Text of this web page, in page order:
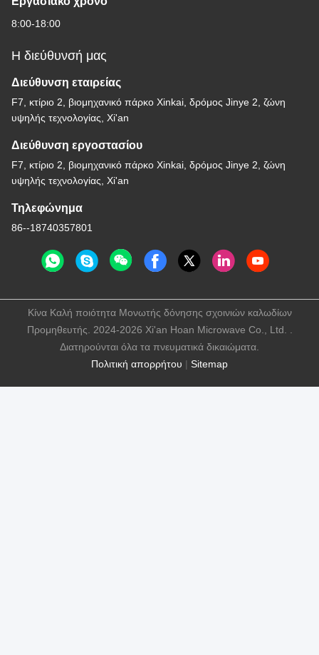
8:00-18:00
Η διεύθυνσή μας
Διεύθυνση εταιρείας
F7, κτίριο 2, βιομηχανικό πάρκο Xinkai, δρόμος Jinye 2, ζώνη
υψηλής τεχνολογίας, Xi'an
Διεύθυνση εργοστασίου
F7, κτίριο 2, βιομηχανικό πάρκο Xinkai, δρόμος Jinye 2, ζώνη
υψηλής τεχνολογίας, Xi'an
Τηλεφώνημα
86--18740357801
Πολιτική απορρήτου | Sitemap
Κίνα Καλή ποιότητα Μονωτής δόνησης σχοινιών καλωδίων
Προμηθευτής. 2024-2026 Xi'an Hoan Microwave Co., Ltd. .
Διατηρούνται όλα τα πνευματικά δικαιώματα.